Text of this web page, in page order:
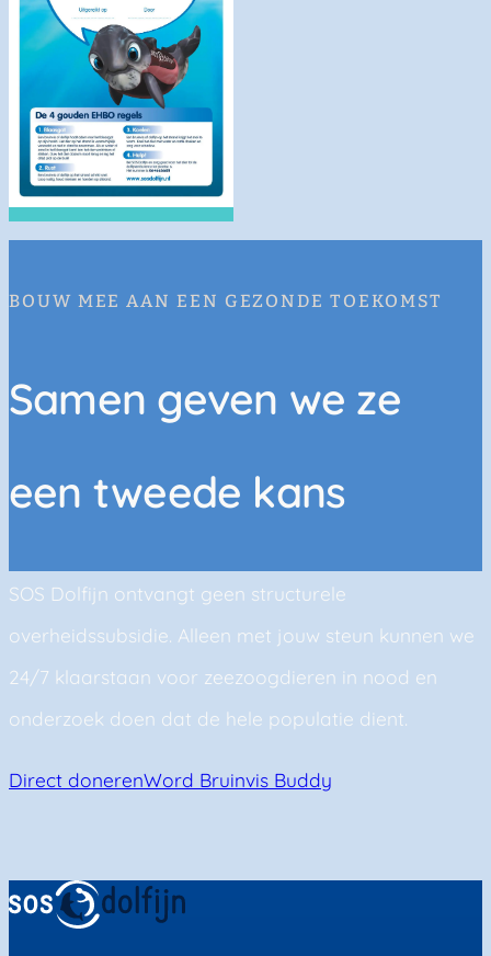
BOUW MEE AAN EEN GEZONDE TOEKOMST
Samen geven we ze
een tweede kans
SOS Dolfijn ontvangt geen structurele
overheidssubsidie. Alleen met jouw steun kunnen we
24/7 klaarstaan voor zeezoogdieren in nood en
onderzoek doen dat de hele populatie dient.
Direct donerenWord Bruinvis Buddy